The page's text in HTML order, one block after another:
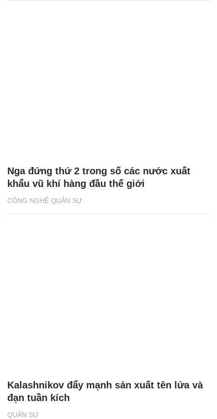
CÔNG NGHỆ QUÂN SỰ
Nga đứng thứ 2 trong số các nước xuất
khẩu vũ khí hàng đầu thế giới
QUÂN SỰ
Kalashnikov đẩy mạnh sản xuất tên lửa và
đạn tuần kích